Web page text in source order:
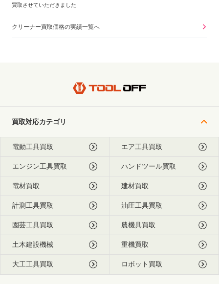
買取させていただきました
クリーナー買取価格の実績一覧へ
買取対応カテゴリ
電動工具買取 エア工具買取
エンジン工具買取 ハンドツール買取
電材買取 建材買取
計測工具買取 油圧工具買取
園芸工具買取 農機具買取
土木建設機械 重機買取
大工工具買取 ロボット買取